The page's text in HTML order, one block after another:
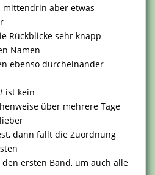
aber etwas
Rückblicke sehr knapp
Namen
ebenso durcheinander
ist kein
über mehrere Tage
dann fällt die Zuordnung
ersten Band, um auch alle